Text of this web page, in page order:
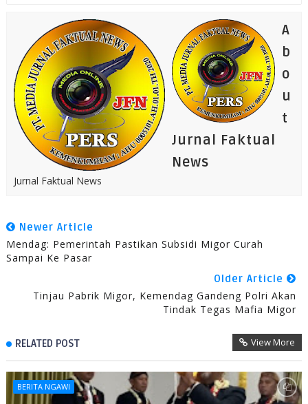
A
b
o
u
t
Jurnal Faktual
News
Jurnal Faktual News
Newer Article
Mendag: Pemerintah Pastikan Subsidi Migor Curah
Sampai Ke Pasar
Older Article
Tinjau Pabrik Migor, Kemendag Gandeng Polri Akan
Tindak Tegas Mafia Migor
RELATED POST View More
BERITA NGAWI